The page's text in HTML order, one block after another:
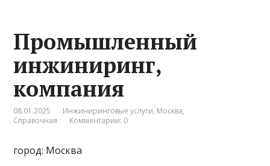
Промышленный
инжиниринг,
компания
08.01.2025 Инжиниринговые услуги, Москва,
Справочная
Комментарии: 0
город: Москва